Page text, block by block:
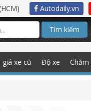
Autodaily.vn
Tìm kiếm
xe cũ Độ xe Chăm